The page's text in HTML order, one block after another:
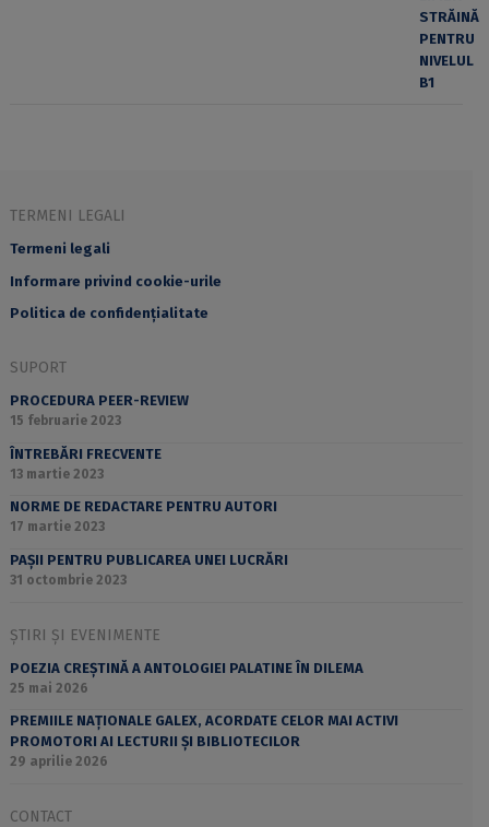
TERMENI LEGALI
Termeni legali
Informare privind cookie-urile
Politica de confidențialitate
SUPORT
PROCEDURA PEER-REVIEW
15 februarie 2023
ÎNTREBĂRI FRECVENTE
13 martie 2023
NORME DE REDACTARE PENTRU AUTORI
17 martie 2023
PAȘII PENTRU PUBLICAREA UNEI LUCRĂRI
31 octombrie 2023
ȘTIRI ȘI EVENIMENTE
POEZIA CREȘTINĂ A ANTOLOGIEI PALATINE ÎN DILEMA
25 mai 2026
PREMIILE NAȚIONALE GALEX, ACORDATE CELOR MAI ACTIVI
PROMOTORI AI LECTURII ȘI BIBLIOTECILOR
29 aprilie 2026
CONTACT